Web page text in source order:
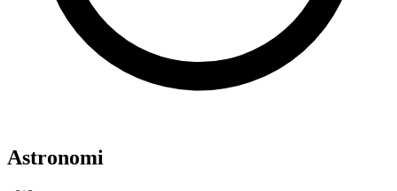
Astronomi